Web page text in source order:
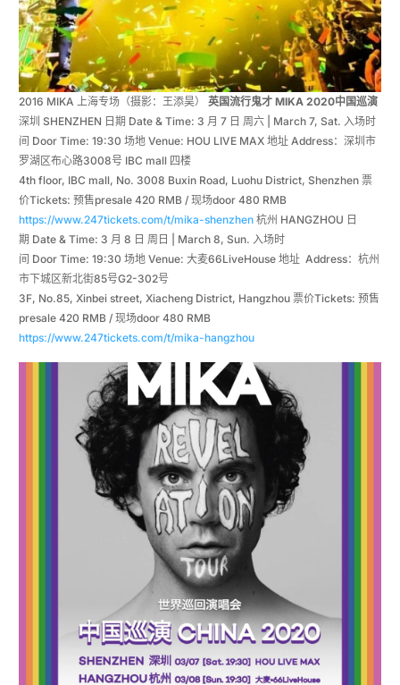
2016 MIKA 上海专场（摄影：王添昊）英国流行鬼才 MIKA 2020中国巡演
深圳 SHENZHEN 日期 Date & Time: 3 月 7 日 周六 | March 7, Sat. 入场时
间 Door Time: 19:30 场地 Venue: HOU LIVE MAX 地址 Address：深圳市
罗湖区布心路3008号 IBC mall 四楼
4th floor, IBC mall, No. 3008 Buxin Road, Luohu District, Shenzhen 票
价Tickets: 预售presale 420 RMB / 现场door 480 RMB
https://www.247tickets.com/t/mika-shenzhen 杭州 HANGZHOU 日
期 Date & Time: 3 月 8 日 周日 | March 8, Sun. 入场时
间 Door Time: 19:30 场地 Venue: 大麦66LiveHouse 地址 Address：杭州
市下城区新北街85号G2-302号
3F, No.85, Xinbei street, Xiacheng District, Hangzhou 票价Tickets: 预售
presale 420 RMB / 现场door 480 RMB
https://www.247tickets.com/t/mika-hangzhou